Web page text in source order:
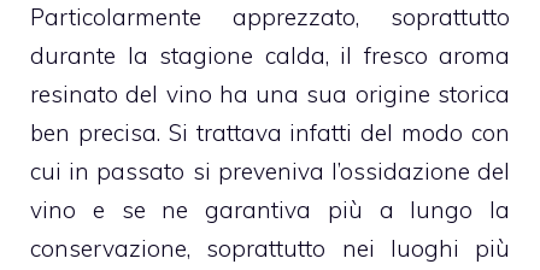
Particolarmente apprezzato, soprattutto
durante la stagione calda, il fresco aroma
resinato del vino ha una sua origine storica
ben precisa. Si trattava infatti del modo con
cui in passato si preveniva l’ossidazione del
vino e se ne garantiva più a lungo la
conservazione, soprattutto nei luoghi più